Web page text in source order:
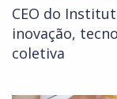
CEO do
inovação,
coletiva